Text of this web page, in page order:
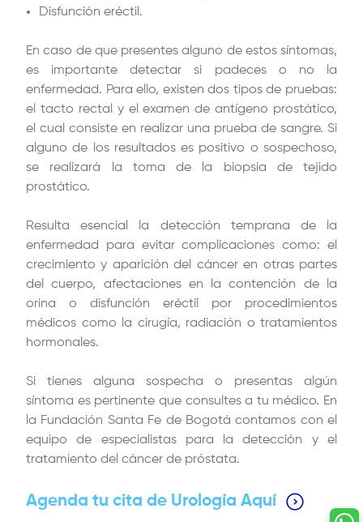
Disfunción eréctil.
En caso de que presentes alguno de estos síntomas,
es importante detectar si padeces o no la
enfermedad. Para ello, existen dos tipos de pruebas:
el tacto rectal y el examen de antígeno prostático,
el cual consiste en realizar una prueba de sangre. Si
alguno de los resultados es positivo o sospechoso,
se realizará la toma de la biopsia de tejido
prostático.
Resulta esencial la detección temprana de la
enfermedad para evitar complicaciones como: el
crecimiento y aparición del cáncer en otras partes
del cuerpo, afectaciones en la contención de la
orina o disfunción eréctil por procedimientos
médicos como la cirugía, radiación o tratamientos
hormonales.
Si tienes alguna sospecha o presentas algún
síntoma es pertinente que consultes a tu médico. En
la Fundación Santa Fe de Bogotácontamos con el
equipo de especialistas para la detección y el
tratamiento del cáncer de próstata.
Agenda tu cita de Urología Aquí